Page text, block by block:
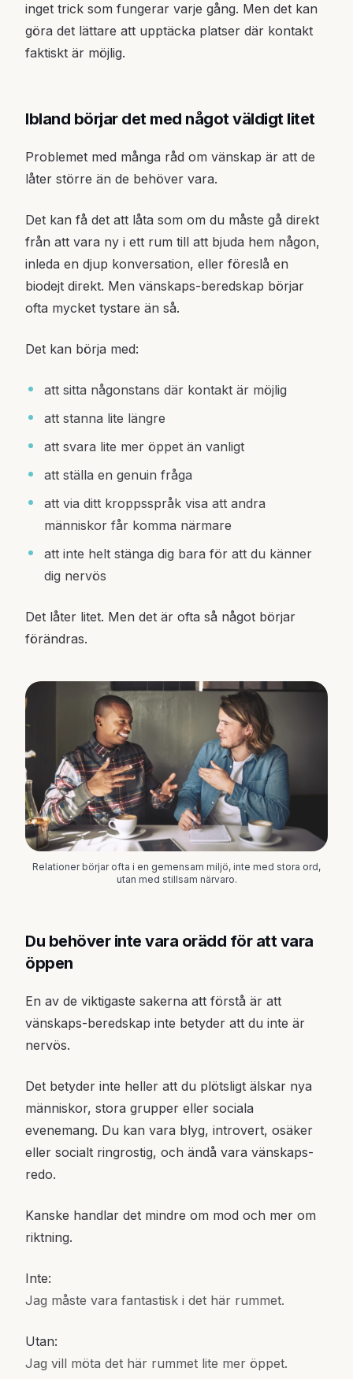
inget trick som fungerar varje gång. Men det kan
göra det lättare att upptäcka platser där kontakt
faktiskt är möjlig.
Ibland börjar det med något väldigt litet
Problemet med många råd om vänskap är att de
låter större än de behöver vara.
Det kan få det att låta som om du måste gå direkt
från att vara ny i ett rum till att bjuda hem någon,
inleda en djup konversation, eller föreslå en
biodejt direkt. Men vänskaps-beredskap börjar
ofta mycket tystare än så.
Det kan börja med:
att sitta någonstans där kontakt är möjlig
att stanna lite längre
att svara lite mer öppet än vanligt
att ställa en genuin fråga
att via ditt kroppsspråk visa att andra
människor får komma närmare
att inte helt stänga dig bara för att du känner
dig nervös
Det låter litet. Men det är ofta så något börjar
förändras.
Relationer börjar ofta i en gemensam miljö, inte med stora ord,
utan med stillsam närvaro.
Du behöver inte vara orädd för att vara
öppen
En av de viktigaste sakerna att förstå är att
vänskaps-beredskap inte betyder att du inte är
nervös.
Det betyder inte heller att du plötsligt älskar nya
människor, stora grupper eller sociala
evenemang. Du kan vara blyg, introvert, osäker
eller socialt ringrostig, och ändå vara vänskaps-
redo.
Kanske handlar det mindre om mod och mer om
riktning.
Inte:
Jag måste vara fantastisk i det här rummet.
Utan:
Jag vill möta det här rummet lite mer öppet.